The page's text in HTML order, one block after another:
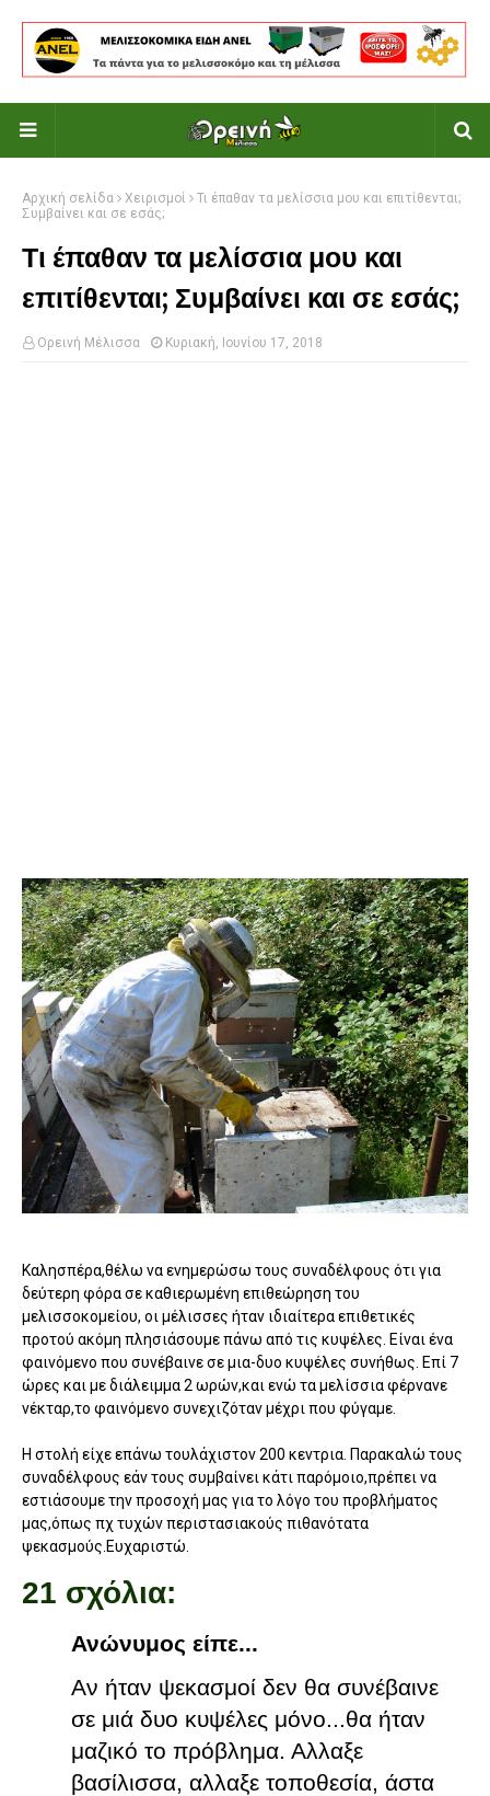
Αρχική σελίδα Χειρισμοί
Τι έπαθαν τα μελίσσια μου και επιτίθενται;
Συμβαίνει και σε εσάς;
Τι έπαθαν τα μελίσσια μου και
επιτίθενται; Συμβαίνει και σε εσάς;
Ορεινή Μέλισσα Κυριακή, Ιουνίου 17, 2018
Καλησπέρα,θέλω να ενημερώσω τους συναδέλφους ότι για
δεύτερη φόρα σε καθιερωμένη επιθεώρηση του
μελισσοκομείου, οι μέλισσες ήταν ιδιαίτερα επιθετικές
προτού ακόμη πλησιάσουμε πάνω από τις κυψέλες. Είναι ένα
φαινόμενο που συνέβαινε σε μια-δυο κυψέλες συνήθως. Επί 7
ώρες και με διάλειμμα 2 ωρών,και ενώ τα μελίσσια φέρνανε
νέκταρ,το φαινόμενο συνεχιζόταν μέχρι που φύγαμε.
Η στολή είχε επάνω τουλάχιστον 200 κεντρια. Παρακαλώ τους
συναδέλφους εάν τους συμβαίνει κάτι παρόμοιο,πρέπει να
εστιάσουμε την προσοχή μας για το λόγο του προβλήματος
μας,όπως πχ τυχών περιστασιακούς πιθανότατα
ψεκασμούς.Ευχαριστώ.
21 σχόλια:
Ανώνυμος είπε...
Αν ήταν ψεκασμοί δεν θα συνέβαινε
σε μιά δυο κυψέλες μόνο...θα ήταν
μαζικό το πρόβλημα. Αλλαξε
βασίλισσα, αλλαξε τοποθεσία, άστα